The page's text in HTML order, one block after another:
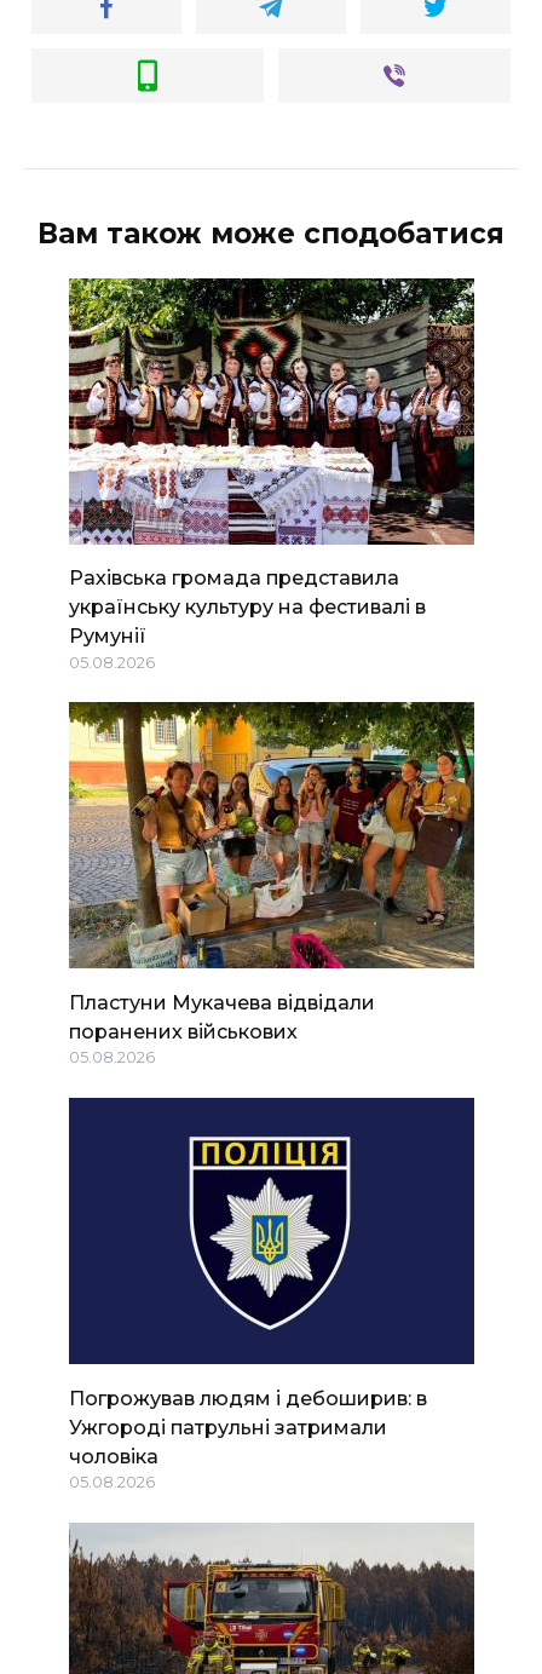
Вам також може сподобатися
Рахівська громада представила
українську культуру на фестивалі в
Румунії
05.08.2026
Пластуни Мукачева відвідали
поранених військових
05.08.2026
Погрожував людям і дебоширив: в
Ужгороді патрульні затримали
чоловіка
05.08.2026